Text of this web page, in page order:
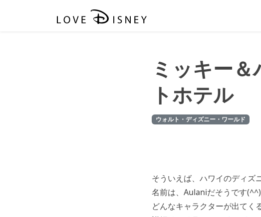
ミッキー
トホテル
ウォルト・ディズニー・ワールド
そういえば、ハワイのディズ
名前は、Aulaniだそうです(^^)
どんなキャラクターが出てく